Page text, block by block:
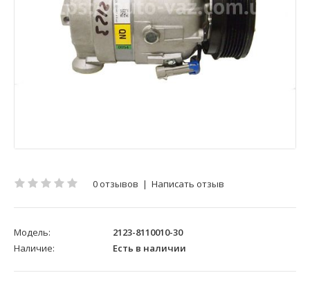
0 отзывов | Написать отзыв
Модель:
2123-8110010-30
Наличие:
Есть в наличии